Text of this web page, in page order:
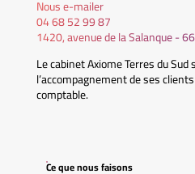
Nous e-mailer
04 68 52 99 87
1420, avenue de la Salanque -
Le cabinet Axiome Terres du Sud
l’accompagnement de ses
comptable.
Ce que nous faisons